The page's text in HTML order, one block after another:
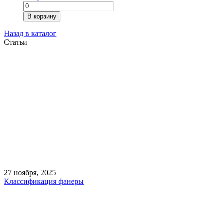
Количество
товара
Quck
Deck
Professional
В корзину
Назад в каталог
Статьи
27 ноября, 2025
Классификация фанеры